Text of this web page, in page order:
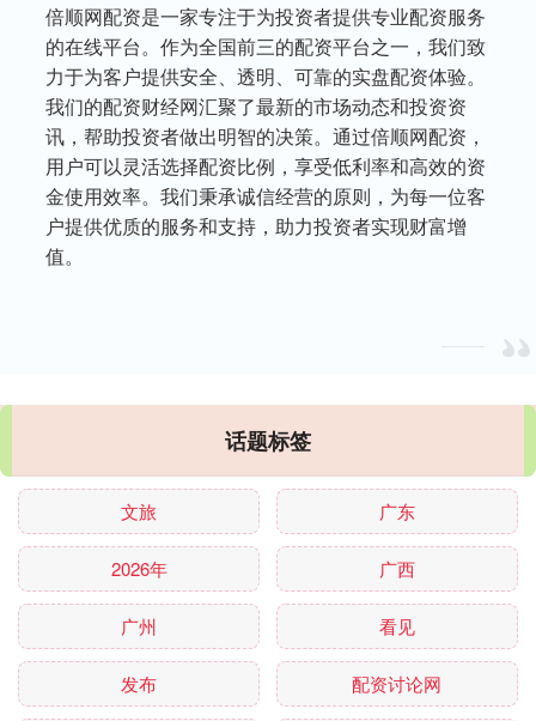
倍顺网配资是一家专注于为投资者提供专业配资服务
的在线平台。作为全国前三的配资平台之一，我们致
力于为客户提供安全、透明、可靠的实盘配资体验。
我们的配资财经网汇聚了最新的市场动态和投资资
讯，帮助投资者做出明智的决策。通过倍顺网配资，
用户可以灵活选择配资比例，享受低利率和高效的资
金使用效率。我们秉承诚信经营的原则，为每一位客
户提供优质的服务和支持，助力投资者实现财富增
值。
话题标签
文旅 广东
2026年 广西
广州 看见
发布 配资讨论网